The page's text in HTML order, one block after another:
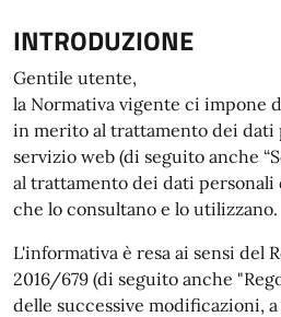
INTRODUZIONE
Gentile utente,
la Normativa vigente ci impone
in merito al trattamento dei dati
servizio web (di seguito anche
al trattamento dei dati
che lo consultano e lo utilizzano.
L'informativa è resa ai sensi del
2016/679 (di seguito anche
delle successive modificazioni,